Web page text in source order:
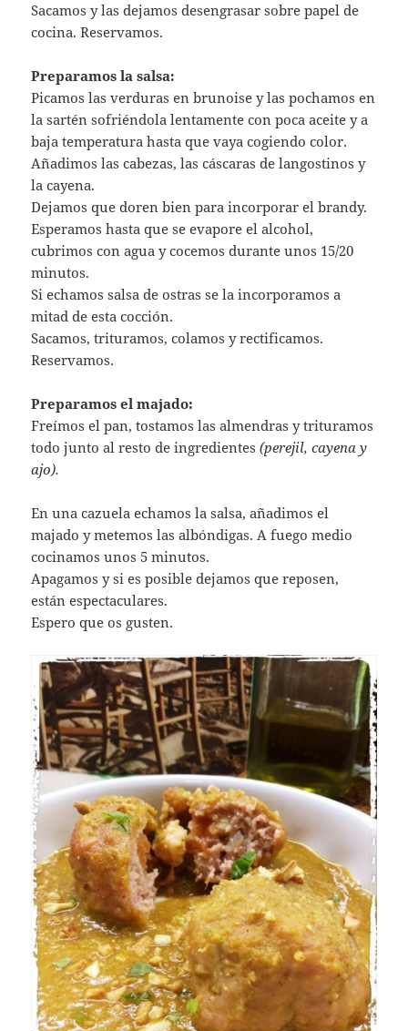
Sacamos y las dejamos desengrasar sobre papel de
cocina. Reservamos.
Preparamos la salsa:
Picamos las verduras en brunoise y las pochamos en
la sartén sofriéndola lentamente con poca aceite y a
baja temperatura hasta que vaya cogiendo color.
Añadimos las cabezas, las cáscaras de langostinos y
la cayena.
Dejamos que doren bien para incorporar el brandy.
Esperamos hasta que se evapore el alcohol,
cubrimos con agua y cocemos durante unos 15/20
minutos.
Si echamos salsa de ostras se la incorporamos a
mitad de esta cocción.
Sacamos, trituramos, colamos y rectificamos.
Reservamos.
Preparamos el majado:
Freímos el pan, tostamos las almendras y trituramos
todo junto al resto de ingredientes(perejil, cayena y
ajo).
En una cazuela echamos la salsa, añadimos el
majado y metemos las albóndigas. A fuego medio
cocinamos unos 5 minutos.
Apagamos y si es posible dejamos que reposen,
están espectaculares.
Espero que os gusten.